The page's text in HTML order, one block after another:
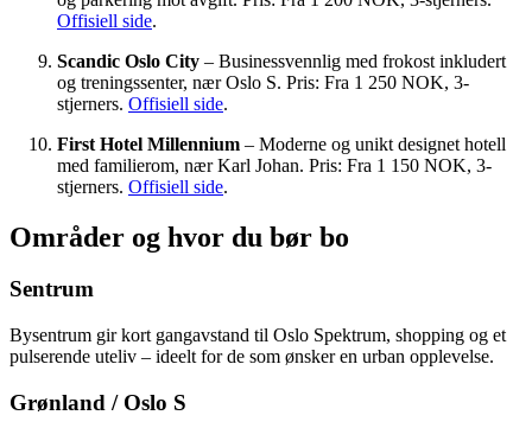
Offisiell side.
Scandic Oslo City – Businessvennlig med frokost inkludert
og treningssenter, nær Oslo S. Pris: Fra 1 250 NOK, 3-
stjerners. Offisiell side.
First Hotel Millennium – Moderne og unikt designet hotell
med familierom, nær Karl Johan. Pris: Fra 1 150 NOK, 3-
stjerners. Offisiell side.
Områder og hvor du bør bo
Sentrum
Bysentrum gir kort gangavstand til Oslo Spektrum, shopping og et
pulserende uteliv – ideelt for de som ønsker en urban opplevelse.
Grønland / Oslo S